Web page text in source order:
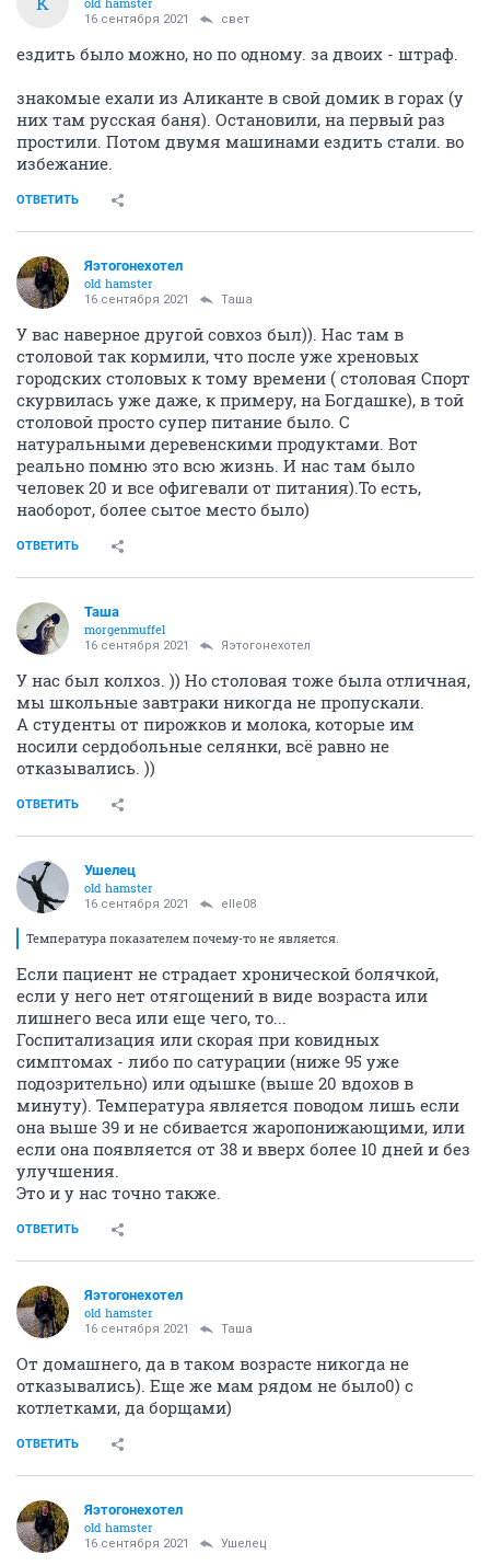
16 сентября 2021 свет
ездить было можно, но по одному. за двоих - штраф.
знакомые ехали из Аликанте в свой домик в горах (у
них там русская баня). Остановили, на первый раз
простили. Потом двумя машинами ездить стали. во
избежание.
ОТВЕТИТЬ
Яэтогонехотел
old hamster
16 сентября 2021 Таша
У вас наверное другой совхоз был)). Нас там в
столовой так кормили, что после уже хреновых
городских столовых к тому времени ( столовая Спорт
скурвилась уже даже, к примеру, на Богдашке), в той
столовой просто супер питание было. С
натуральными деревенскими продуктами. Вот
реально помню это всю жизнь. И нас там было
человек 20 и все офигевали от питания).То есть,
наоборот, более сытое место было)
ОТВЕТИТЬ
Таша
morgenmuffel
16 сентября 2021 Яэтогонехотел
У нас был колхоз. )) Но столовая тоже была отличная,
мы школьные завтраки никогда не пропускали.
А студенты от пирожков и молока, которые им
носили сердобольные селянки, всё равно не
отказывались. ))
ОТВЕТИТЬ
Ушелец
old hamster
16 сентября 2021 elle08
Температура показателем почему-то не является.
Если пациент не страдает хронической болячкой,
если у него нет отягощений в виде возраста или
лишнего веса или еще чего, то...
Госпитализация или скорая при ковидных
симптомах - либо по сатурации (ниже 95 уже
подозрительно) или одышке (выше 20 вдохов в
минуту). Температура является поводом лишь если
она выше 39 и не сбивается жаропонижающими, или
если она появляется от 38 и вверх более 10 дней и без
улучшения.
Это и у нас точно также.
ОТВЕТИТЬ
Яэтогонехотел
old hamster
16 сентября 2021 Таша
От домашнего, да в таком возрасте никогда не
отказывались). Еще же мам рядом не было0) с
котлетками, да борщами)
ОТВЕТИТЬ
Яэтогонехотел
old hamster
16 сентября 2021 Ушелец